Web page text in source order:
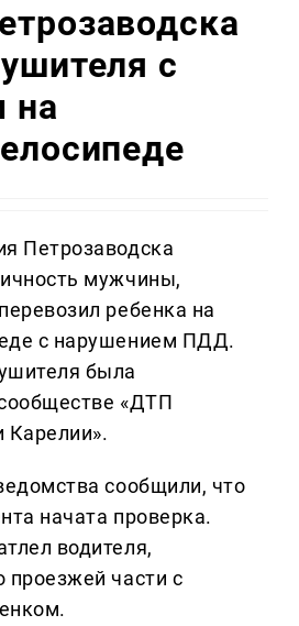
с
на
Петрозаводска
мужчины,
ребенка на
с нарушением ПДД.
была
«ДТП
Карелии».
сообщили, что
начата проверка.
водителя,
проезжей части с